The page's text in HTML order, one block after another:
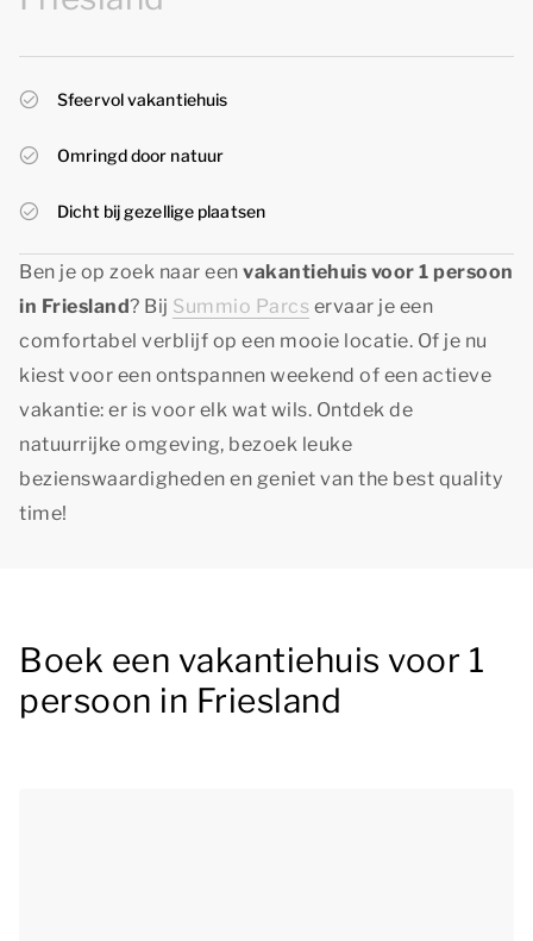
Sfeervol vakantiehuis
Omringd door natuur
Dicht bij gezellige plaatsen
Ben je op zoek naar een vakantiehuis voor 1 persoon
in Friesland? Bij Summio Parcs ervaar je een
comfortabel verblijf op een mooie locatie. Of je nu
kiest voor een ontspannen weekend of een actieve
vakantie: er is voor elk wat wils. Ontdek de
natuurrijke omgeving, bezoek leuke
bezienswaardigheden en geniet van the best quality
time!
Boek een vakantiehuis voor 1
persoon in Friesland